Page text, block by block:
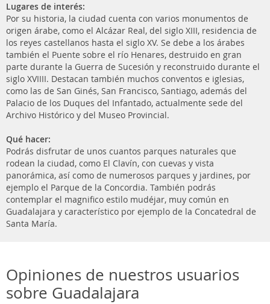
Lugares de interés:
Por su historia, la ciudad cuenta con varios monumentos de
origen árabe, como el Alcázar Real, del siglo XIII, residencia de
los reyes castellanos hasta el siglo XV. Se debe a los árabes
también el Puente sobre el río Henares, destruido en gran
parte durante la Guerra de Sucesión y reconstruido durante el
siglo XVIIII. Destacan también muchos conventos e iglesias,
como las de San Ginés, San Francisco, Santiago, además del
Palacio de los Duques del Infantado, actualmente sede del
Archivo Histórico y del Museo Provincial.
Qué hacer:
Podrás disfrutar de unos cuantos parques naturales que
rodean la ciudad, como El Clavín, con cuevas y vista
panorámica, así como de numerosos parques y jardines, por
ejemplo el Parque de la Concordia. También podrás
contemplar el magnifico estilo mudéjar, muy común en
Guadalajara y característico por ejemplo de la Concatedral de
Santa María.
Opiniones de nuestros usuarios
sobre Guadalajara